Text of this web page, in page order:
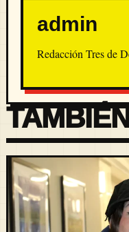
admin
Redacción Tres de